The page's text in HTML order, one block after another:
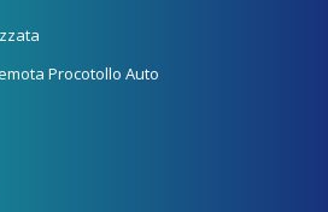
Procotollo Auto